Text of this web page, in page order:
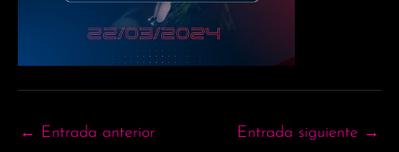
← Entrada anterior Entrada siguiente →